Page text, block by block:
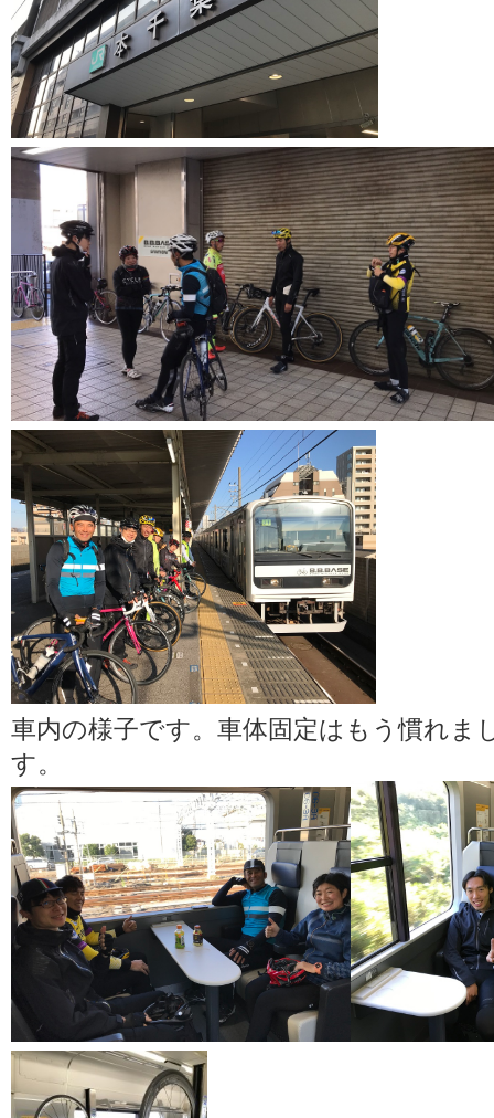
車内の様子です。車体固定はもう慣れま
す。